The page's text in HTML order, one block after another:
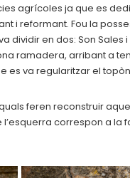
agrícoles ja que es
i reformant. Fou la
dividir en dos: Son
ramadera, arribant a
es va regularitzar el
feren reconstruir
l’esquerra correspon a la